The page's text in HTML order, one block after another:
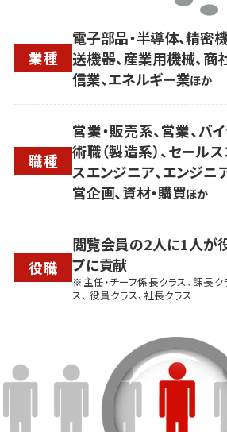
業種
電子部品・半導体、精密
送機器、産業用機械、商
信業、エネルギー業ほか
職種
営業・販売系、営業、バ
術職（製造系）、セール
スエンジニア、エンジニ
営企画、資材・購買ほか
役職
閲覧会員の2人に1人が
プに貢献
※主任・チーフ係長クラス、課長ク
ス、 役員クラス、社長クラス